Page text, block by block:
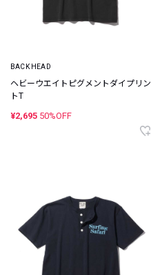
BACK HEAD
ヘビーウエイトピグメントダイプリン
トT
¥2,695 50%OFF